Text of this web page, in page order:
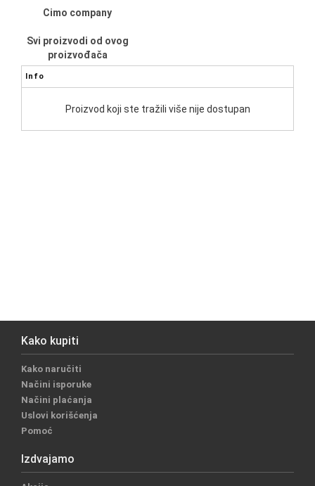
Cimo company
Svi proizvodi od ovog
proizvođača
Info
Proizvod koji ste tražili više nije dostupan
Kako kupiti
Kako naručiti
Načini isporuke
Načini plaćanja
Uslovi korišćenja
Pomoć
Izdvajamo